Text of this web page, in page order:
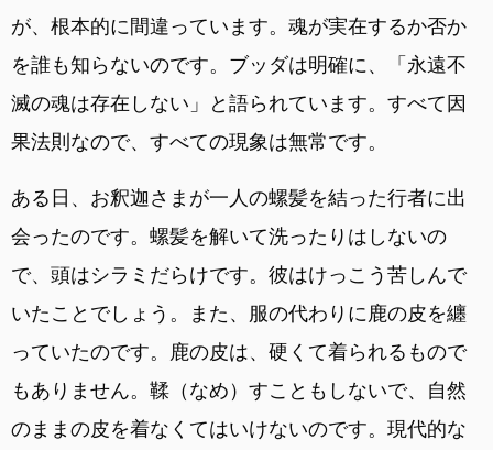
が、根本的に間違っています。魂が実在するか否か
を誰も知らないのです。ブッダは明確に、「永遠不
滅の魂は存在しない」と語られています。すべて因
果法則なので、すべての現象は無常です。
ある日、お釈迦さまが一人の螺髪を結った行者に出
会ったのです。螺髪を解いて洗ったりはしないの
で、頭はシラミだらけです。彼はけっこう苦しんで
いたことでしょう。また、服の代わりに鹿の皮を纏
っていたのです。鹿の皮は、硬くて着られるもので
もありません。鞣（なめ）すこともしないで、自然
のままの皮を着なくてはいけないのです。現代的な